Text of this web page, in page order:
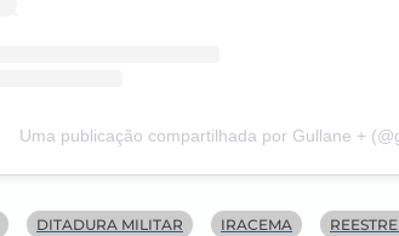
Uma publicação compartilhada por Gullane +
DITADURA MILITAR IRACEMA